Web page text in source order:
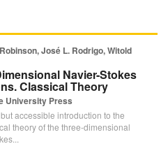
José L. Rodrigo, Witold
Navier-Stokes
Classical Theory
University Press
accessible introduction to the
theory of the three-dimensional